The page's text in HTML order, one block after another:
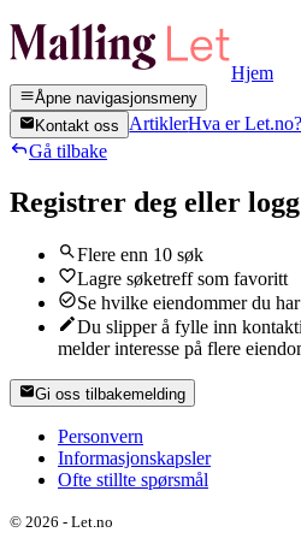
Hjem
Åpne navigasjonsmeny
Kontakt oss
ArtiklerHva er
Gå tilbake
Registrer deg eller
Flere enn 10 søk
Lagre søketreff som favoritt
Se hvilke eiendommer du
Du slipper å fylle inn
melder interesse på flere
Gi oss tilbakemelding
Personvern
Informasjonskapsler
Ofte stillte spørsmål
© 2026 - Let.no